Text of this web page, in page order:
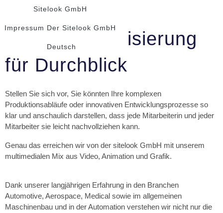
Sitelook GmbH
Impressum Der Sitelook GmbH
Deutsch
Prozessvisualisierung
für Durchblick
Stellen Sie sich vor, Sie könnten Ihre komplexen
Produktionsabläufe oder innovativen Entwicklungsprozesse so
klar und anschaulich darstellen, dass jede Mitarbeiterin und jeder
Mitarbeiter sie leicht nachvollziehen kann.
Genau das erreichen wir von der sitelook GmbH mit unserem
multimedialen Mix aus Video, Animation und Grafik.
Dank unserer langjährigen Erfahrung in den Branchen
Automotive, Aerospace, Medical sowie im allgemeinen
Maschinenbau und in der Automation verstehen wir nicht nur die